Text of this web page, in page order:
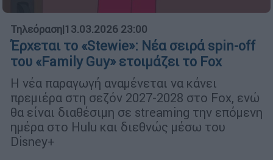
Τηλεόραση|13.03.2026 23:00
Έρχεται το «Stewie»: Νέα σειρά spin-off
του «Family Guy» ετοιμάζει το Fox
Η νέα παραγωγή αναμένεται να κάνει
πρεμιέρα στη σεζόν 2027-2028 στο Fox, ενώ
θα είναι διαθέσιμη σε streaming την επόμενη
ημέρα στο Hulu και διεθνώς μέσω του
Disney+